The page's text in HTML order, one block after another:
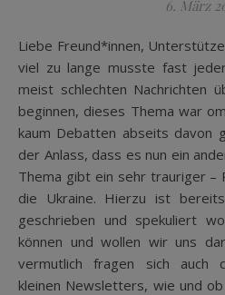
6. März
Liebe Freund*innen, Unterstützer*innen und Interessierte,
viel zu lange musste fast
meist schlechten Nachrichten
beginnen, dieses Thema war
kaum Debatten abseits davon
der Anlass, dass es nun ein
Thema gibt ein sehr trauriger –
die Ukraine. Hierzu ist
geschrieben und spekuliert
können und wollen wir uns
vermutlich fragen sich auch
kleinen Newsletters, wie und